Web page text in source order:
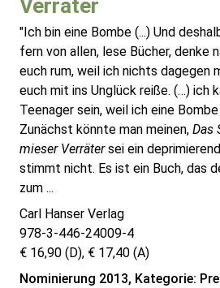
Verräter
"Ich bin eine Bombe (...) Und
fern von allen, lese Bücher, denke
euch rum, weil ich nichts dagegen
euch mit ins Unglück reiße. (…) ich
Teenager sein, weil ich eine Bombe
Zunächst könnte man meinen, Das
mieser Verrätersei ein
stimmt nicht. Es ist ein Buch, das
zum ...
Carl Hanser Verlag
978-3-446-24009-4
€ 16,90 (D), € 17,40 (A)
Nominierung 2013, Kategorie: